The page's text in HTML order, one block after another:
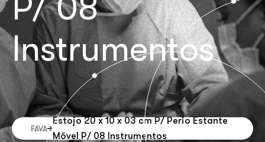
Instrumentos
FAVA
Estojo 20 x 10 x 03 cm P/ Perio Estante
Móvel P/ 08 Instrumentos